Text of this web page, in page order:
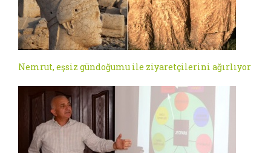
Nemrut, eşsiz gündoğumu ile ziyaretçilerini ağırlıyor